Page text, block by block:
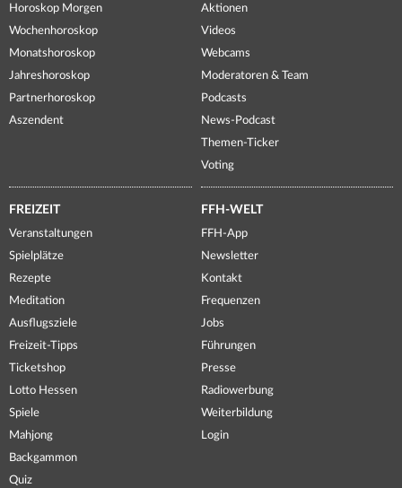
Horoskop Morgen
Wochenhoroskop
Monatshoroskop
Jahreshoroskop
Partnerhoroskop
Aszendent
Aktionen
Videos
Webcams
Moderatoren & Team
Podcasts
News-Podcast
Themen-Ticker
Voting
FREIZEIT
Veranstaltungen
Spielplätze
Rezepte
Meditation
Ausflugsziele
Freizeit-Tipps
Ticketshop
Lotto Hessen
Spiele
Mahjong
Backgammon
Quiz
FFH-WELT
FFH-App
Newsletter
Kontakt
Frequenzen
Jobs
Führungen
Presse
Radiowerbung
Weiterbildung
Login